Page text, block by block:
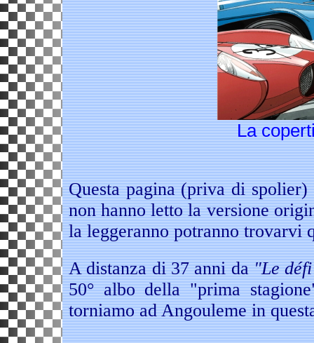
La
Questa pagina (priva di
non hanno letto la versione
la leggeranno potranno trovarvi
A distanza di 37 anni da "Le
50° albo della "prima
torniamo ad Angouleme in